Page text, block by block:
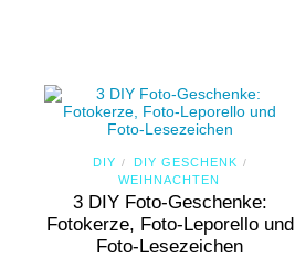
DIY / DIY GESCHENK /
WEIHNACHTEN
3 DIY Foto-Geschenke:
Fotokerze, Foto-Leporello und
Foto-Lesezeichen